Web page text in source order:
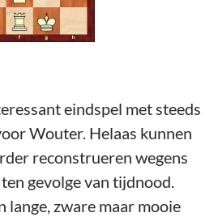
eindspel met steeds
Wouter. Helaas kunnen
reconstrueren wegens
gevolge van tijdnood.
lange, zware maar mooie